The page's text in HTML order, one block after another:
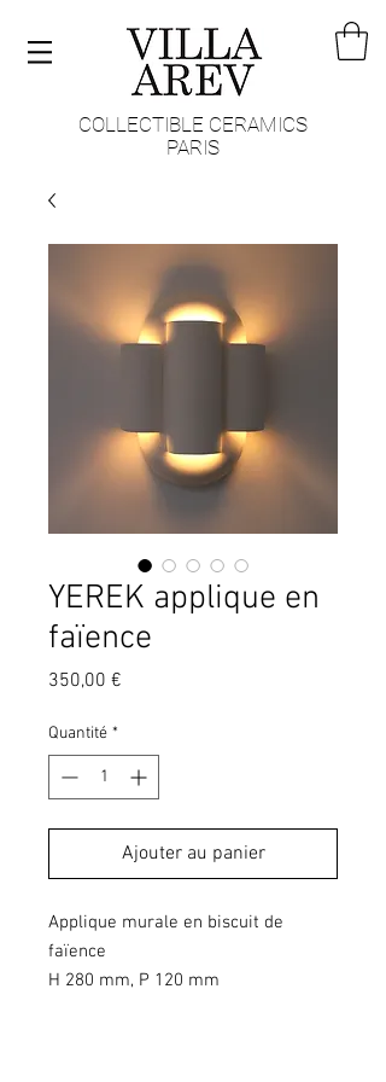
COLLECTIBLE CERAMICS
PARIS
YEREK applique en
faïence
350,00 €
Quantité *
Ajouter au panier
Applique murale en biscuit de
faïence
H 280 mm, P 120 mm